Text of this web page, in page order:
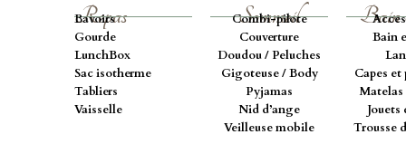
Repas
Bavoirs
Gourde
LunchBox
Sac isotherme
Tabliers
Vaisselle
Sommeil
Combi-pilote
Couverture
Doudou / Peluches
Gigoteuse / Body
Pyjamas
Nid d’ange
Veilleuse mobile
Bain
Bain
Capes
Jouets
Trousse